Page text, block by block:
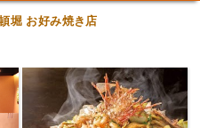
堀 お好み焼き店